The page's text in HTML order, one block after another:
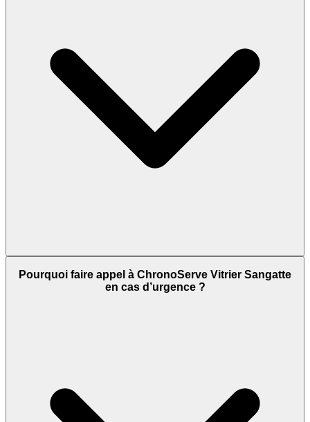
Pourquoi faire appel à ChronoServe Vitrier Sangatte
en cas d’urgence ?